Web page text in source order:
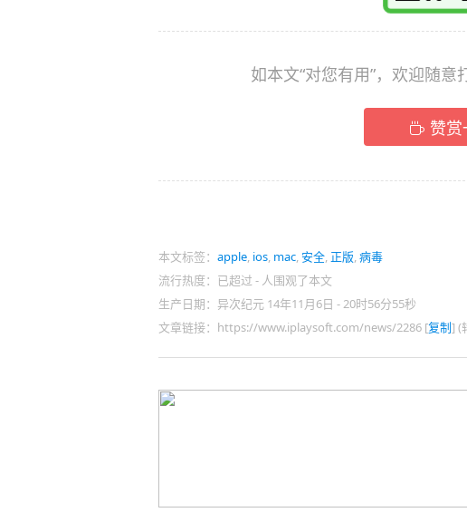
如本文“对您有用”，欢迎随意
赞
本文标签： apple, ios, mac,安全, 正版,病毒
流行热度：已超过 -人围观了本文
生产日期：异次纪元 14年11月6日 - 20时56分55秒
文章链接：https://www.iplaysoft.com/news/2286 [复制] (